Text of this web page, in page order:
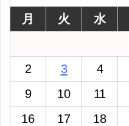
月
火 水
2
3 4
9
10 11
16
17 18